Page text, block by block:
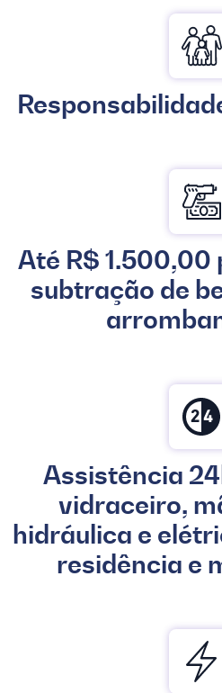
Até R$ 1.500,00
subtração de
Assistência
vidraceiro,
hidráulica e
residência e